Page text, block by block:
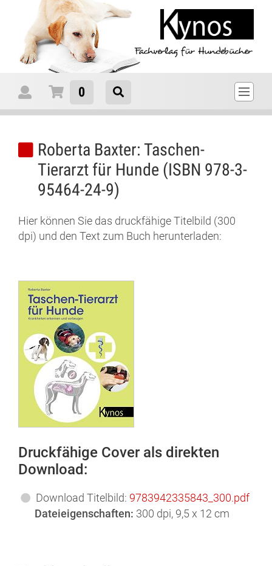
Roberta Baxter: Taschen-
Tierarzt für Hunde (ISBN 978-3-
95464-24-9)
Hier können Sie das druckfähige Titelbild (300
dpi) und den Text zum Buch herunterladen:
Druckfähige Cover als direkten
Download:
Download Titelbild: 9783942335843_300.pdf
Dateieigenschaften: 300 dpi, 9,5 x 12 cm
0